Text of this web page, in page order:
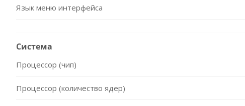
Язык меню интерфейса
Система
Процессор (чип)
Процессор (количество ядер)